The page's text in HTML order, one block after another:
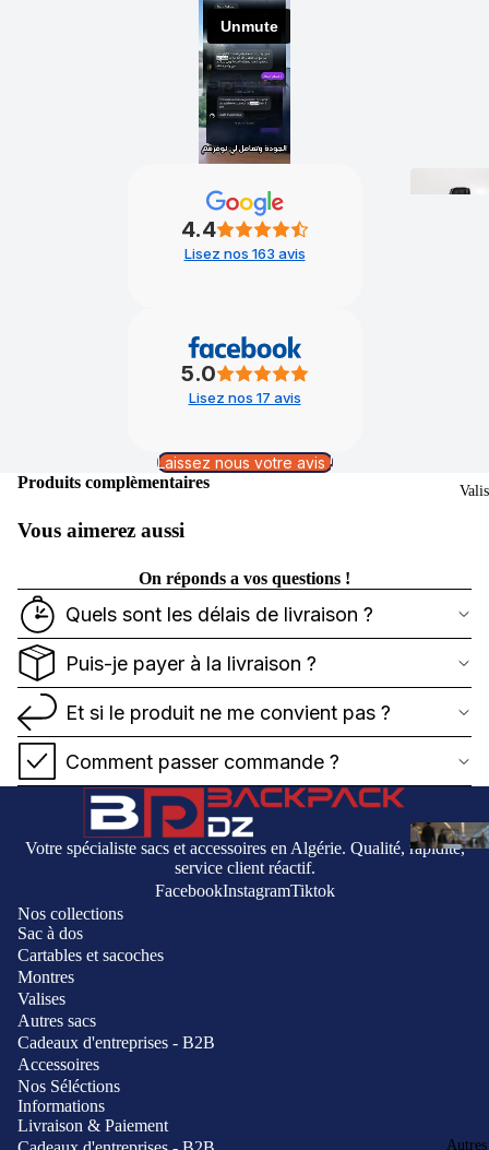
Autres
4.4
Lisez nos 163 avis
5.0
Lisez nos 17 avis
Laissez nous votre avis !
Produits complèmentaires
Vous aimerez aussi
On réponds a vos questions !
Quels sont les délais de livraison ?
Puis-je payer à la livraison ?
Et si le produit ne me convient pas ?
Comment passer commande ?
Votre spécialiste sacs et accessoires en Algérie. Qualité, rapidité,
service client réactif.
FacebookInstagramTiktok
Nos collections
Sac à dos
Cartables et sacoches
Montres
Valises
Autres sacs
Cadeaux d'entreprises - B2B
Accessoires
Nos Séléctions
Informations
Livraison & Paiement